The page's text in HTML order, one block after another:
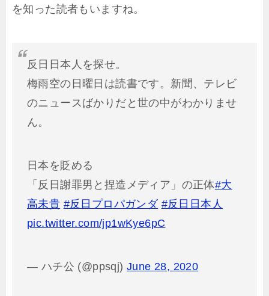
を知った読者もいますね。
反日日本人を探せ。
梅雨空の日曜日は読書です。新聞、テレビ
のニュースばかりだと世の中がわかりませ
ん。
日本を貶める
「反日謝罪男と捏造メディア」の正体#大
高未貴 #反日プロパガンダ #反日日本人
pic.twitter.com/jp1wKye6pC
— ハチ公 (@ppsqj) June 28, 2020